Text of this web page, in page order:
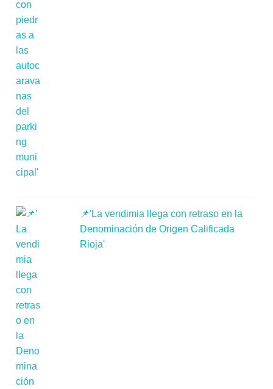
📌'La vendimia llega con retraso en la
Denominación de Origen Calificada
Rioja'